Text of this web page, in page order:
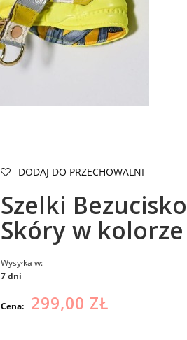
DODAJ DO PRZECHOWALNI
Szelki
Skóry w kolorze
Wysyłka w:
7 dni
Cena: 299,00 ZŁ